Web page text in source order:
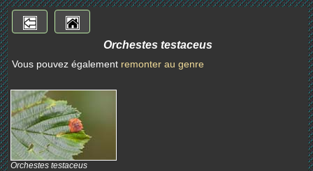
Orchestes testaceus
Vous pouvez également remonter au genre
Orchestes testaceus